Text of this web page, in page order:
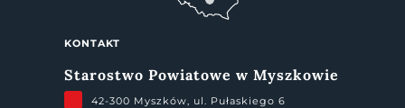
KONTAKT
Starostwo Powiatowe w Myszkowie
42-300 Myszków, ul. Pułaskiego 6